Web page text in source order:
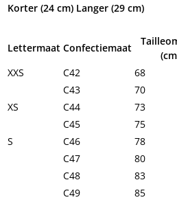
Korter (24 cm) Langer (29 cm)
Lettermaat Confectiemaat
XXS
C42 68
C43
70
XS
C44 73
C45
75
S
C46 78
C47
80
C48
83
C49
85